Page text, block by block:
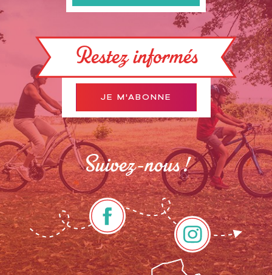
Restez informés
JE M'ABONNE
Suivez-nous !